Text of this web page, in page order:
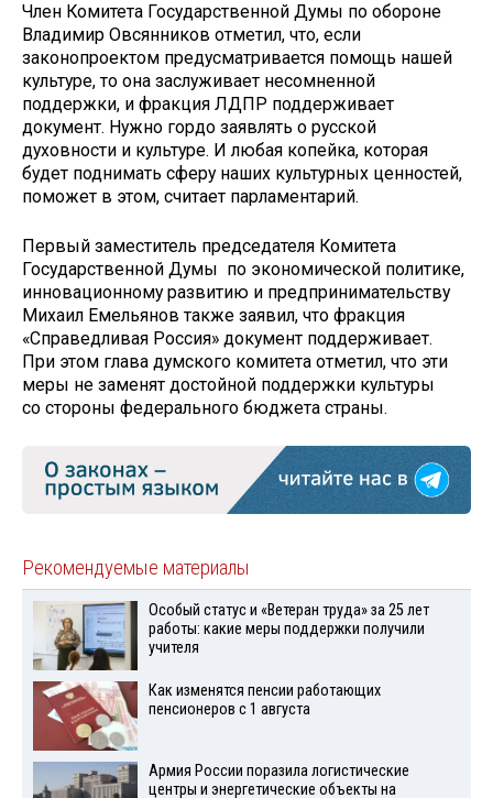
Член Комитета Государственной Думы по обороне
Владимир Овсянников отметил, что, если
законопроектом предусматривается помощь нашей
культуре, то она заслуживает несомненной
поддержки, и фракция ЛДПР поддерживает
документ. Нужно гордо заявлять о русской
духовности и культуре. И любая копейка, которая
будет поднимать сферу наших культурных ценностей,
поможет в этом, считает парламентарий.
Первый заместитель председателя Комитета
Государственной Думы по экономической политике,
инновационному развитию и предпринимательству
Михаил Емельянов также заявил, что фракция
«Справедливая Россия» документ поддерживает.
При этом глава думского комитета отметил, что эти
меры не заменят достойной поддержки культуры
со стороны федерального бюджета страны.
Рекомендуемые материалы
Особый статус и «Ветеран труда» за 25 лет
работы: какие меры поддержки получили
учителя
Как изменятся пенсии работающих
пенсионеров с 1 августа
Армия России поразила логистические
центры и энергетические объекты на